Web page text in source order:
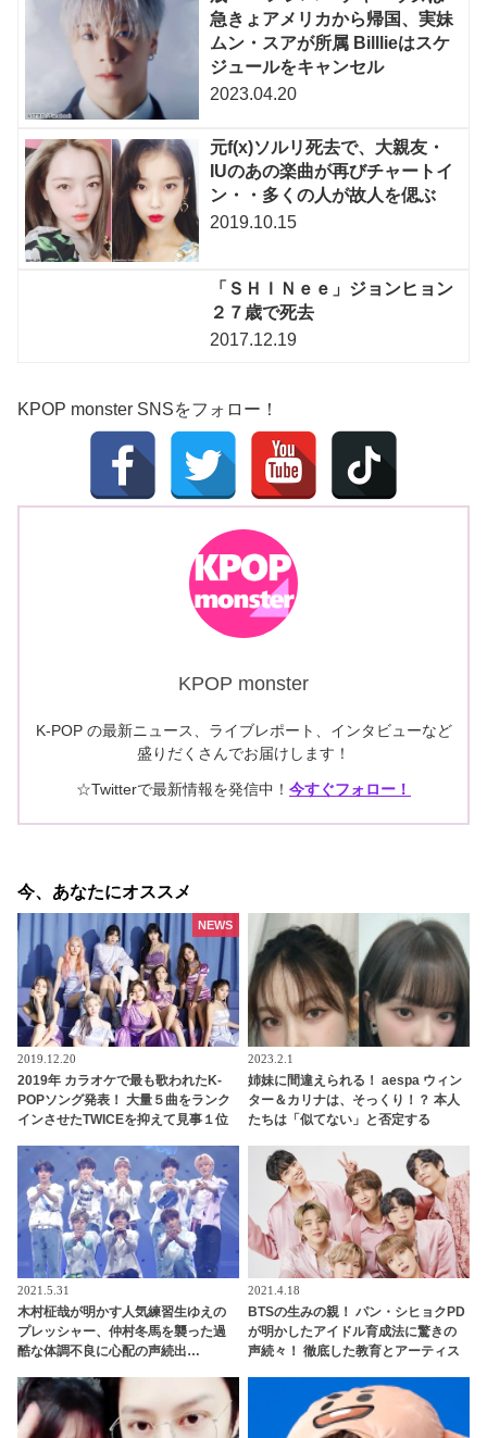
急きょアメリカから帰国、実妹
ムン・スアが所属 Billlieはスケ
ジュールをキャンセル
2023.04.20
元f(x)ソルリ死去で、大親友・
IUのあの楽曲が再びチャートイ
ン・・多くの人が故人を偲ぶ
2019.10.15
「ＳＨＩＮｅｅ」ジョンヒョン
２７歳で死去
2017.12.19
KPOP monster SNSをフォロー！
KPOP monster
K-POP の最新ニュース、ライブレポート、インタビューなど
盛りだくさんでお届けします！
☆Twitterで最新情報を発信中！ 今すぐフォロー！
今、あなたにオススメ
2019.12.20
2019年 カラオケで最も歌われたK-
POPソング発表！ 大量５曲をランク
インさせたTWICEを抑えて見事１位
NEWS
2023.2.1
姉妹に間違えられる！ aespa ウィン
ター＆カリナは、そっくり！？ 本人
たちは「似てない」と否定する
事が頻発
2021.5.31
木村柾哉が明かす人気練習生ゆえの
プレッシャー、仲村冬馬を襲った過
酷な体調不良に心配の声続出…
2）、「Another Day」チームのメン
バー愛＆ステージへの切実な思いに
感動
2021.4.18
BTSの生みの親！ パン・シヒョクPD
が明かしたアイドル育成法に驚きの
声続々！ 徹底した教育とアーティス